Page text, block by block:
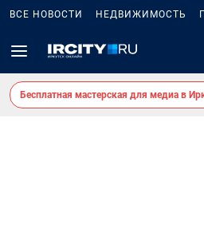
ВСЕ НОВОСТИ НЕДВИЖИМОСТЬ
Бесплатная мастерская для медиа в